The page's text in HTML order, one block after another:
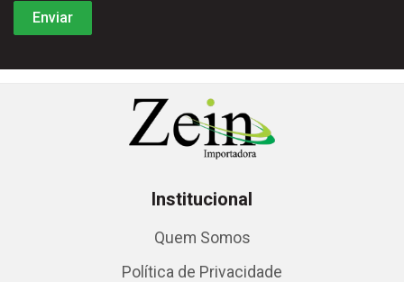
Institucional
Quem Somos
Política de Privacidade